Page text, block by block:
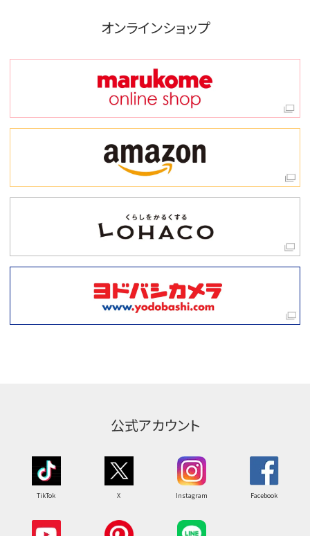
オンラインショップ
公式アカウント
TikTok X Instagram Facebook